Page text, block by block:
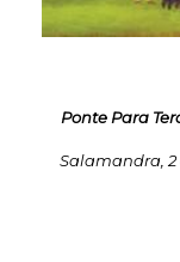
Ponte Para
Salamandra, 2